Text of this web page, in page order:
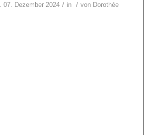
07. Dezember 2024 / in / von Dorothée